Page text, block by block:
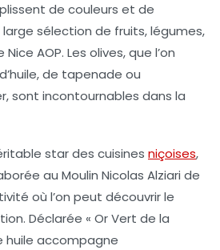
de couleurs et de
sélection de fruits, légumes,
Nice AOP. Les olives, que l’on
de tapenade ou
sont incontournables dans la
star des cuisines niçoises,
au Moulin Nicolas Alziari de
où l’on peut découvrir le
Déclarée « Or Vert de la
huile accompagne